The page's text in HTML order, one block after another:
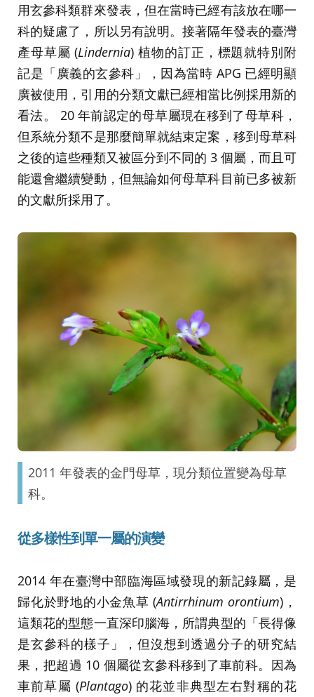
用玄參科類群來發表，但在當時已經有該放在哪一
科的疑慮了，所以另有說明。接著隔年發表的臺灣
產母草屬 (Lindernia) 植物的訂正，標題就特別附
記是「廣義的玄參科」，因為當時 APG 已經明顯
廣被使用，引用的分類文獻已經相當比例採用新的
看法。 20 年前認定的母草屬現在移到了母草科，
但系統分類不是那麼簡單就結束定案，移到母草科
之後的這些種類又被區分到不同的 3 個屬，而且可
能還會繼續變動，但無論如何母草科目前已多被新
的文獻所採用了。
2011 年發表的金門母草，現分類位置變為母草
科。
從多樣性到單一屬的演變
2014 年在臺灣中部臨海區域發現的新記錄屬，是
歸化於野地的小金魚草 (Antirrhinum orontium)，
這類花的型態一直深印腦海，所謂典型的「長得像
是玄參科的樣子」，但沒想到透過分子的研究結
果，把超過 10 個屬從玄參科移到了車前科。因為
車前草屬 (Plantago) 的花並非典型左右對稱的花